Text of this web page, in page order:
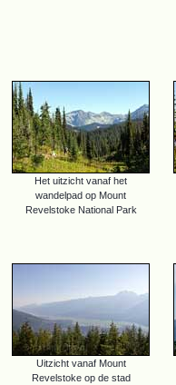
Het uitzicht vanaf het
wandelpad op Mount
Revelstoke National Park
Uitzicht vanaf Mount
Revelstoke op de stad